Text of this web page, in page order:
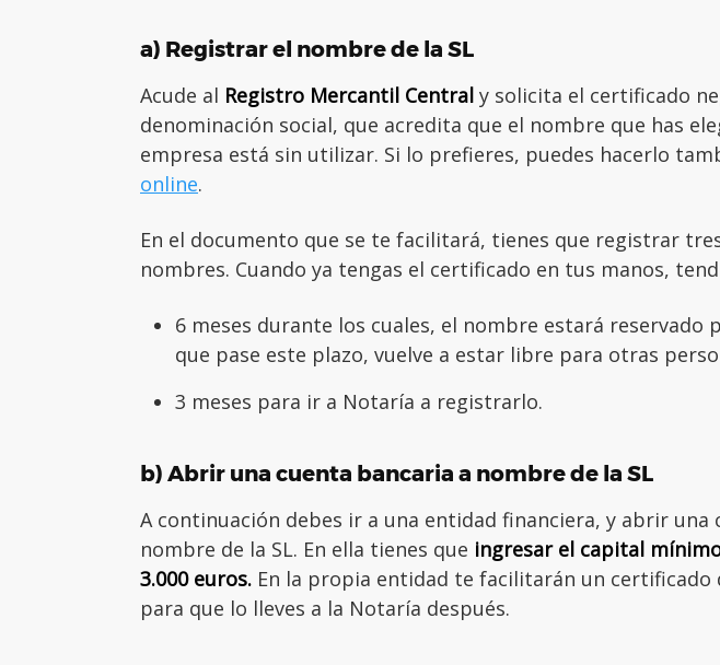
a) Registrar el nombre de la SL
Acude al Registro Mercantil Central y solicita el certificado
denominación social, que acredita que el nombre que has
empresa está sin utilizar. Si lo prefieres, puedes hacerlo
online.
En el documento que se te facilitará, tienes que registrar
nombres. Cuando ya tengas el certificado en tus manos,
6 meses durante los cuales, el nombre estará reservado
que pase este plazo, vuelve a estar libre para otras
3 meses para ir a Notaría a registrarlo.
b) Abrir una cuenta bancaria a nombre de la SL
A continuación debes ir a una entidad financiera, y abrir una
nombre de la SL. En ella tienes que ingresar el capital
3.000 euros. En la propia entidad te facilitarán un certificado
para que lo lleves a la Notaría después.